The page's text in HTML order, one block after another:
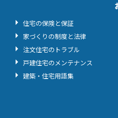
住宅の保険と保証
家づくりの制度と法律
注文住宅のトラブル
戸建住宅のメンテナンス
建築・住宅用語集